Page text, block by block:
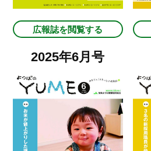
広報誌を閲覧する
2025年6月号